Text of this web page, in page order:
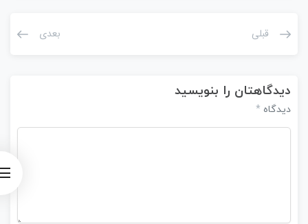
قبلی بعدی
دیدگاهتان را بنویسید
دیدگاه *